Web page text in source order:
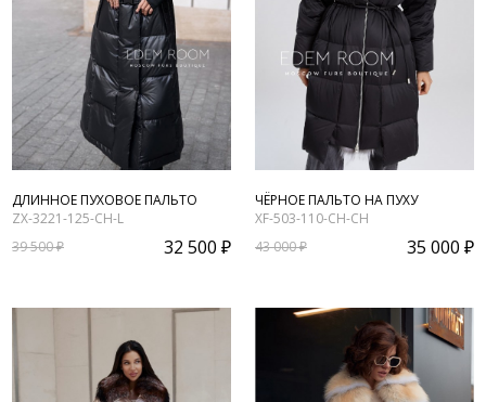
ДЛИННОЕ ПУХОВОЕ ПАЛЬТО
ZX-3221-125-CH-L
39 500 ₽
32 500 ₽
ЧЁРНОЕ ПАЛЬТО НА ПУХУ
XF-503-110-CH-CH
43 000 ₽
35 000 ₽